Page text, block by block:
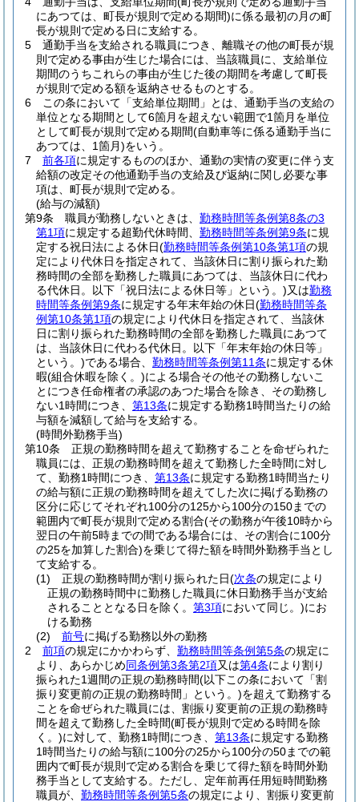
にあつては、町長が規則で定める期間)に係る最初の月の町
長が規則で定める日に支給する。
5
通勤手当を支給される職員につき、離職その他の町長が規
則で定める事由が生じた場合には、当該職員に、支給単位
期間のうちこれらの事由が生じた後の期間を考慮して町長
が規則で定める額を返納させるものとする。
6
この条において「支給単位期間」とは、通勤手当の支給の
単位となる期間として6箇月を超えない範囲で1箇月を単位
として町長が規則で定める期間(自動車等に係る通勤手当に
あつては、1箇月)をいう。
7
前各項に規定するもののほか、通勤の実情の変更に伴う支
給額の改定その他通勤手当の支給及び返納に関し必要な事
項は、町長が規則で定める。
(給与の減額)
第9条
職員が勤務しないときは、 勤務時間等条例第8条の3
第1項に規定する超勤代休時間、 勤務時間等条例第9条に規
定する祝日法による休日(勤務時間等条例第10条第1項の規
定により代休日を指定されて、当該休日に割り振られた勤
務時間の全部を勤務した職員にあつては、当該休日に代わ
る代休日。以下「祝日法による休日等」という。)又は勤務
時間等条例第9条に規定する年末年始の休日(勤務時間等条
例第10条第1項の規定により代休日を指定されて、当該休
日に割り振られた勤務時間の全部を勤務した職員にあつて
は、当該休日に代わる代休日。以下「年末年始の休日等」
という。)である場合、 勤務時間等条例第11条に規定する休
暇(組合休暇を除く。)による場合その他その勤務しないこ
とにつき任命権者の承認のあつた場合を除き、その勤務し
ない1時間につき、 第13条に規定する勤務1時間当たりの給
与額を減額して給与を支給する。
(時間外勤務手当)
第10条
正規の勤務時間を超えて勤務することを命ぜられた
職員には、正規の勤務時間を超えて勤務した全時間に対し
て、勤務1時間につき、 第13条に規定する勤務1時間当たり
の給与額に正規の勤務時間を超えてした次に掲げる勤務の
区分に応じてそれぞれ100分の125から100分の150までの
範囲内で町長が規則で定める割合(その勤務が午後10時から
翌日の午前5時までの間である場合には、その割合に100分
の25を加算した割合)を乗じて得た額を時間外勤務手当とし
て支給する。
(1)
正規の勤務時間が割り振られた日(次条の規定により
正規の勤務時間中に勤務した職員に休日勤務手当が支給
されることとなる日を除く。 第3項において同じ。)にお
ける勤務
(2)
前号に掲げる勤務以外の勤務
2
前項の規定にかかわらず、 勤務時間等条例第5条の規定に
より、あらかじめ同条例第3条第2項又は第4条により割り
振られた1週間の正規の勤務時間(以下この条において「割
振り変更前の正規の勤務時間」という。)を超えて勤務する
ことを命ぜられた職員には、割振り変更前の正規の勤務時
間を超えて勤務した全時間(町長が規則で定める時間を除
く。)に対して、勤務1時間につき、 第13条に規定する勤務
1時間当たりの給与額に100分の25から100分の50までの範
囲内で町長が規則で定める割合を乗じて得た額を時間外勤
務手当として支給する。 ただし、定年前再任用短時間勤務
職員が、 勤務時間等条例第5条の規定により、割振り変更前